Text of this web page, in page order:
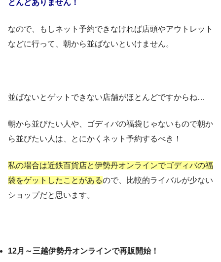
とんどありません！
なので、もしネット予約できなければ店頭やアウトレット
などに行って、朝から並ばないといけません。
並ばないとゲットできない店舗がほとんどですからね…
朝から並びたい人や、ゴディバの福袋じゃないもので朝か
ら並びたい人は、とにかくネット予約するべき！
私の場合は近鉄百貨店と伊勢丹オンラインでゴディバの福
袋をゲットしたことがあるので、比較的ライバルが少ない
ショップだと思います。
12月～三越伊勢丹オンラインで再販開始！